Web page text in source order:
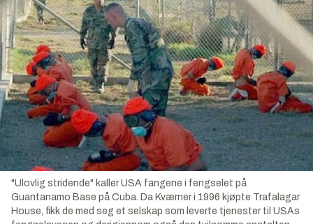
"Ulovlig stridende" kaller USA fangene i fengselet på
Guantanamo Base på Cuba. Da Kværner i 1996 kjøpte Trafalagar
House, fikk de med seg et selskap som leverte tjenester til USAs